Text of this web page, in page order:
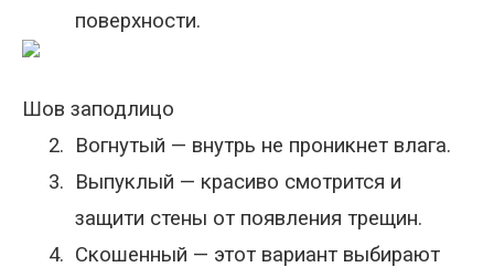
поверхности.
Шов заподлицо
2. Вогнутый — внутрь не проникнет влага.
3. Выпуклый — красиво смотрится и
защити стены от появления трещин.
4. Скошенный — этот вариант выбирают